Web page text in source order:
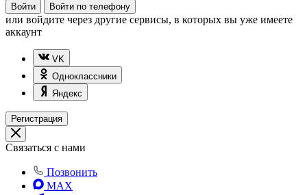
Войти Войти по телефону
или войдите через другие сервисы, в которых вы уже имеете
аккаунт
VK
Одноклассники
Яндекс
Регистрация
Связаться с нами
Позвонить
MAX